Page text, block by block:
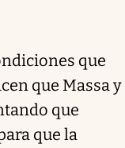
que
que Massa y
que
que la